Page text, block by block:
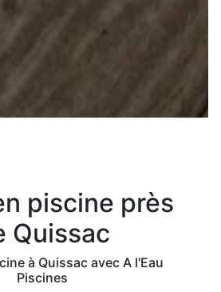
piscine près
Quissac
à Quissac avec A l'Eau
Piscines